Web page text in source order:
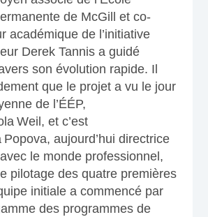
de McGill et co-
académique de l’initiative
Derek Tannis a guidé
son évolution rapide. Il
que le projet a vu le jour
de l’ÉÉP,
Weil, et c’est
Popova, aujourd’hui directrice
le monde professionnel,
pilotage des quatre premières
initiale a commencé par
des programmes de